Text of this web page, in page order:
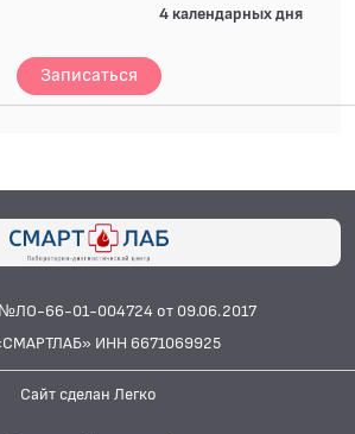
4 календарных дня
Записаться
66-01-004724 от 09.06.2017
ИНН 6671069925
Сайт сделан Легко